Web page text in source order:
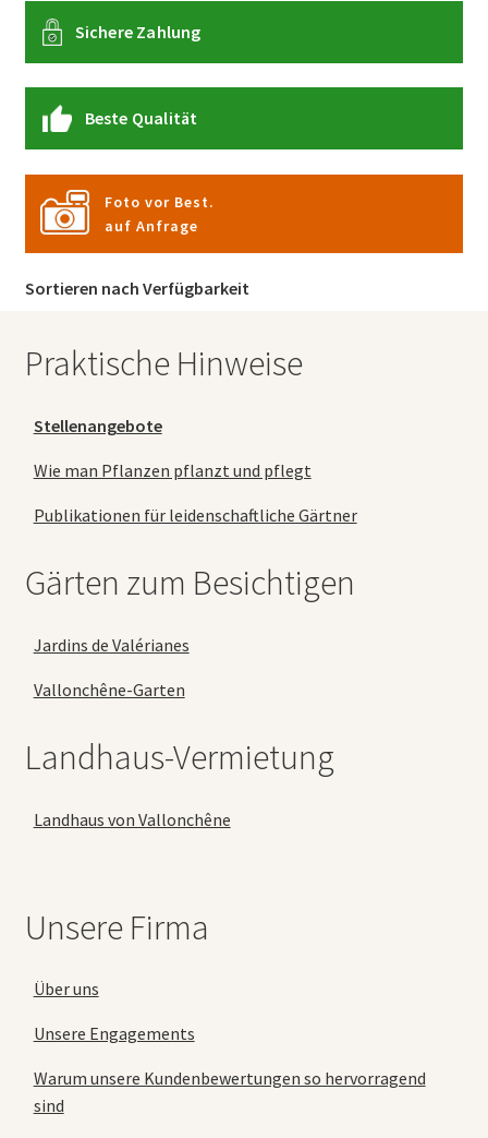
Sichere Zahlung
Beste Qualität
Foto vor Best.
auf Anfrage
Sortieren nach Verfügbarkeit
Praktische Hinweise
Stellenangebote
Wie man Pflanzen pflanzt und pflegt
Publikationen für leidenschaftliche Gärtner
Gärten zum Besichtigen
Jardins de Valérianes
Vallonchêne-Garten
Landhaus-Vermietung
Landhaus von Vallonchêne
Unsere Firma
Über uns
Unsere Engagements
Warum unsere Kundenbewertungen so hervorragend
sind